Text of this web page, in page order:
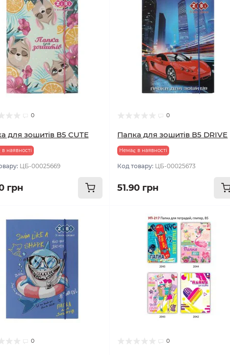
0
для зошитів В5 CUTE
наявності
ЦБ-00025669
грн
0
Папка для зошитів В5 DRIVE
Немає в наявності
Код товару: ЦБ-00025673
51.90 грн
0 0